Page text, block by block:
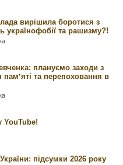
вирішила боротися з
українофобії та рашизму?!
плануємо заходи з
та перепоховання в
YouTube!
підсумки 2026 року